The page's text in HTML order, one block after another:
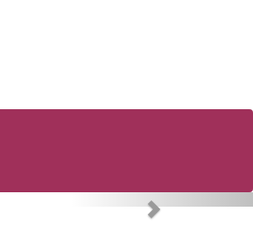
Next